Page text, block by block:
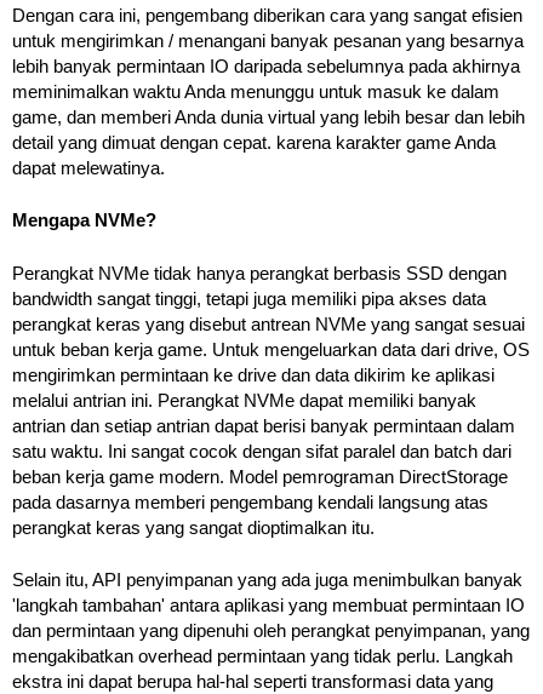
Dengan cara ini, pengembang diberikan cara yang sangat efisien
untuk mengirimkan / menangani banyak pesanan yang besarnya
lebih banyak permintaan IO daripada sebelumnya pada akhirnya
meminimalkan waktu Anda menunggu untuk masuk ke dalam
game, dan memberi Anda dunia virtual yang lebih besar dan lebih
detail yang dimuat dengan cepat. karena karakter game Anda
dapat melewatinya.
Mengapa NVMe?
Perangkat NVMe tidak hanya perangkat berbasis SSD dengan
bandwidth sangat tinggi, tetapi juga memiliki pipa akses data
perangkat keras yang disebut antrean NVMe yang sangat sesuai
untuk beban kerja game. Untuk mengeluarkan data dari drive, OS
mengirimkan permintaan ke drive dan data dikirim ke aplikasi
melalui antrian ini. Perangkat NVMe dapat memiliki banyak
antrian dan setiap antrian dapat berisi banyak permintaan dalam
satu waktu. Ini sangat cocok dengan sifat paralel dan batch dari
beban kerja game modern. Model pemrograman DirectStorage
pada dasarnya memberi pengembang kendali langsung atas
perangkat keras yang sangat dioptimalkan itu.
Selain itu, API penyimpanan yang ada juga menimbulkan banyak
'langkah tambahan' antara aplikasi yang membuat permintaan IO
dan permintaan yang dipenuhi oleh perangkat penyimpanan, yang
mengakibatkan overhead permintaan yang tidak perlu. Langkah
ekstra ini dapat berupa hal-hal seperti transformasi data yang